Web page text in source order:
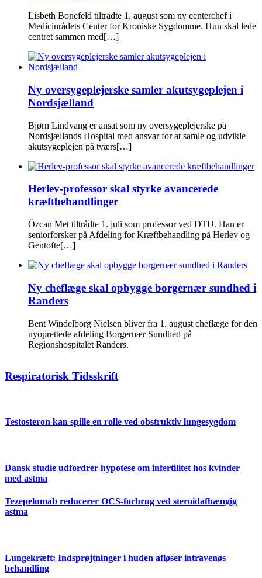
Lisbeth Bonefeld tiltrådte 1. august som ny centerchef i
Medicinrådets Center for Kroniske Sygdomme. Hun skal lede
centret sammen med[…]
Ny oversygeplejerske samler akutsygeplejen i
Nordsjælland
Bjørn Lindvang er ansat som ny oversygeplejerske på
Nordsjællands Hospital med ansvar for at samle og udvikle
akutsygeplejen på tværs[…]
Herlev-professor skal styrke avancerede
kræftbehandlinger
Özcan Met tiltrådte 1. juli som professor ved DTU. Han er
seniorforsker på Afdeling for Kræftbehandling på Herlev og
Gentofte[…]
Ny cheflæge skal opbygge borgernær sundhed i
Randers
Bent Windelborg Nielsen bliver fra 1. august cheflæge for den
nyoprettede afdeling Borgernær Sundhed på
Regionshospitalet Randers.
Respiratorisk Tidsskrift
Testosteron kan spille en rolle ved obstruktiv lungesygdom
Dansk studie udfordrer hypotese om infertilitet hos kvinder
med astma
Tezepelumab reducerer OCS-forbrug ved steroidafhængig
astma
Lungekræft: Indsprøjtninger i huden afløser intravenøs
behandling